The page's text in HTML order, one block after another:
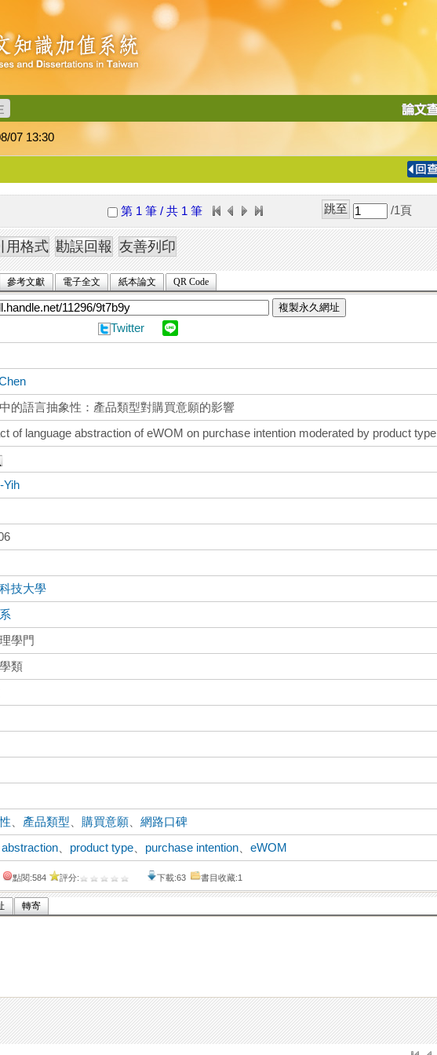
導
07 13:30
第 1 筆 / 共 1 筆 /1 頁
參考文獻 電子全文 紙本論文 QR Code
複製永久網址
Twitter
的語言抽象性：產品類型對購買意願的影響
of language abstraction of eWOM on purchase intention moderated by product type
Yih
技大學
學門
類
產品類型 購買意願 、網路口碑
abstraction product type purchase intention 、eWOM
點閱:584 評分: 下載:63 書目收藏:1
轉寄